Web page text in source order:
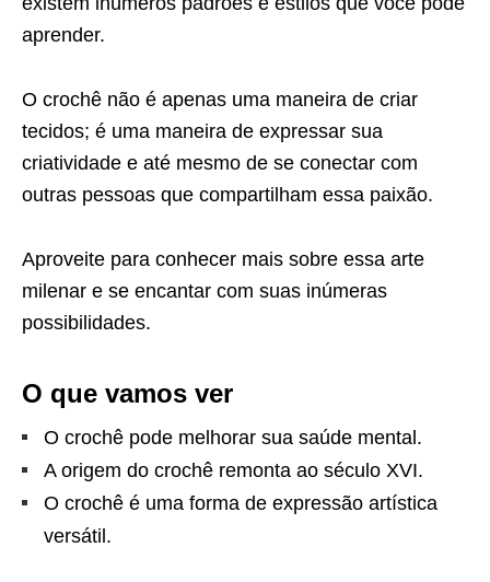
aprender.
O crochê não é apenas uma maneira de criar
tecidos; é uma maneira de expressar sua
criatividade e até mesmo de se conectar com
outras pessoas que compartilham essa paixão.
Aproveite para conhecer mais sobre essa arte
milenar e se encantar com suas inúmeras
possibilidades.
O que vamos ver
O crochê pode melhorar sua saúde mental.
A origem do crochê remonta ao século XVI.
O crochê é uma forma de expressão artística
versátil.